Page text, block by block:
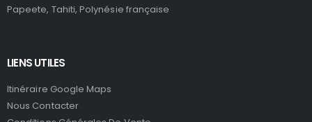
Papeete, Tahiti, Polynésie française
LIENS UTILES
Itinéraire Google Maps
Nous Contacter